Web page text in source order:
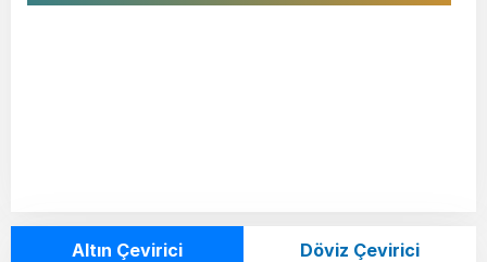
Altın Çevirici Döviz Çevirici